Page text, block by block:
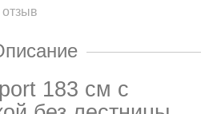
183 см с